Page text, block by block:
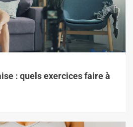
: quels exercices faire à